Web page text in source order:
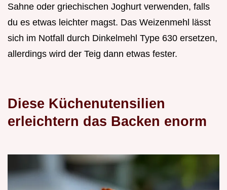
Sahne oder griechischen Joghurt verwenden, falls
du es etwas leichter magst. Das Weizenmehl lässt
sich im Notfall durch Dinkelmehl Type 630 ersetzen,
allerdings wird der Teig dann etwas fester.
Diese Küchenutensilien
erleichtern das Backen enorm